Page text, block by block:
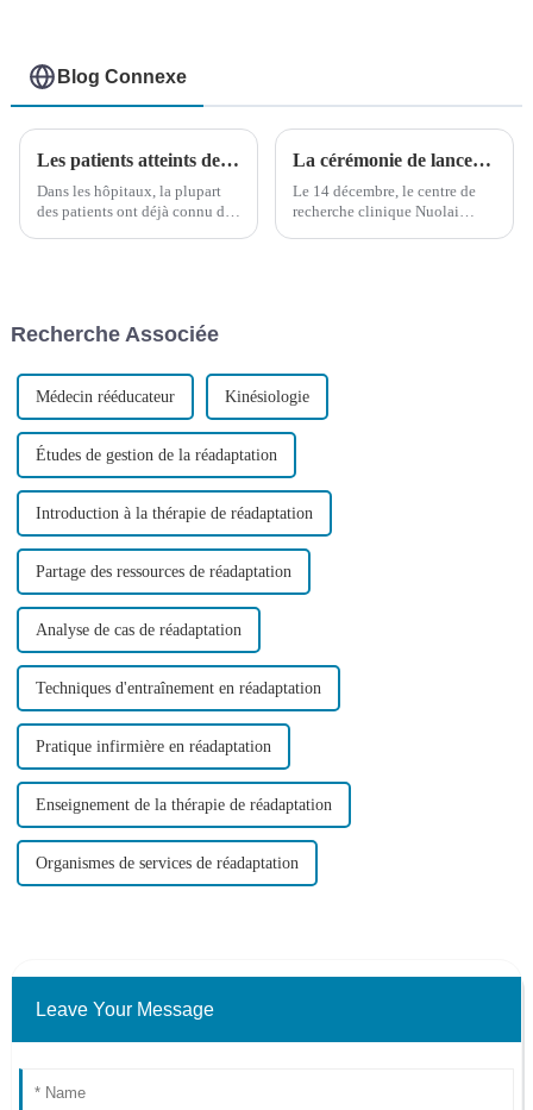
Blog Connexe
Les patients atteints de paralysie cérébrale bénéficient non seulement d’un rétablissement, mais également d’un réconfort émotionnel.
Dans les hôpitaux, la plupart
des patients ont déjà connu des
d'attente, parfois très longues.
La cérémonie de lancement du Centre de recherche clinique en sciences du cerveau de Nuolai Medical et la cérémonie de signature du projet de vaccin contre le cancer du foie de Nuolai Medical
Le 14 décembre, le centre de
recherche clinique Nuolai
Recherche Associée
Médecin rééducateur Kinésiologie
Études de gestion de la réadaptation
Introduction à la thérapie de réadaptation
Partage des ressources de réadaptation
Analyse de cas de réadaptation
Techniques d'entraînement en réadaptation
Pratique infirmière en réadaptation
Enseignement de la thérapie de réadaptation
Organismes de services de réadaptation
Leave Your Message